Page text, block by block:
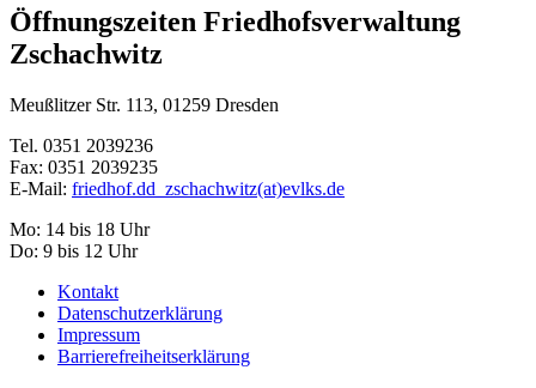
Öffnungszeiten Friedhofsverwaltung
Zschachwitz
Meußlitzer Str. 113, 01259 Dresden
Tel. 0351 2039236
Fax: 0351 2039235
E-Mail: friedhof.dd_zschachwitz(at)evlks.de
Mo: 14 bis 18 Uhr
Do: 9 bis 12 Uhr
Kontakt
Datenschutzerklärung
Impressum
Barrierefreiheitserklärung